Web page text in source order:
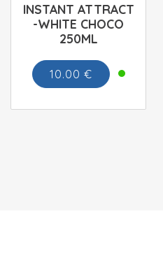
INSTANT ATTRACT
-WHITE CHOCO
250ML
10.00 €